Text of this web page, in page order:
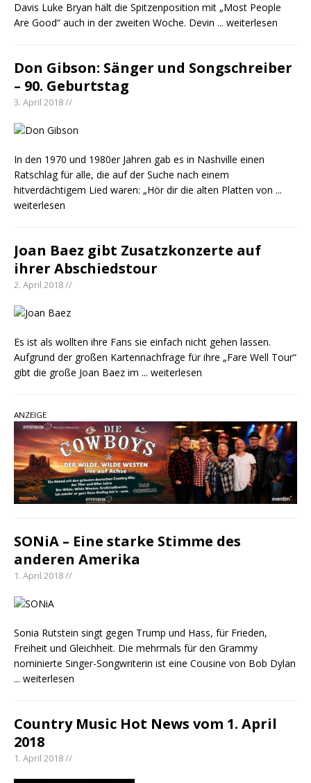
Davis Luke Bryan hält die Spitzenposition mit „Most People
Are Good“ auch in der zweiten Woche. Devin ... weiterlesen
Don Gibson: Sänger und Songschreiber
– 90. Geburtstag
3. April 2018 //
In den 1970 und 1980er Jahren gab es in Nashville einen
Ratschlag für alle, die auf der Suche nach einem
hitverdächtigem Lied waren: „Hör dir die alten Platten von ...
weiterlesen
Joan Baez gibt Zusatzkonzerte auf
ihrer Abschiedstour
2. April 2018 //
Es ist als wollten ihre Fans sie einfach nicht gehen lassen.
Aufgrund der großen Kartennachfrage für ihre „Fare Well Tour“
gibt die große Joan Baez im ... weiterlesen
ANZEIGE
SONiA – Eine starke Stimme des
anderen Amerika
1. April 2018 //
Sonia Rutstein singt gegen Trump und Hass, für Frieden,
Freiheit und Gleichheit. Die mehrmals für den Grammy
nominierte Singer-Songwriterin ist eine Cousine von Bob Dylan
... weiterlesen
Country Music Hot News vom 1. April
2018
1. April 2018 //